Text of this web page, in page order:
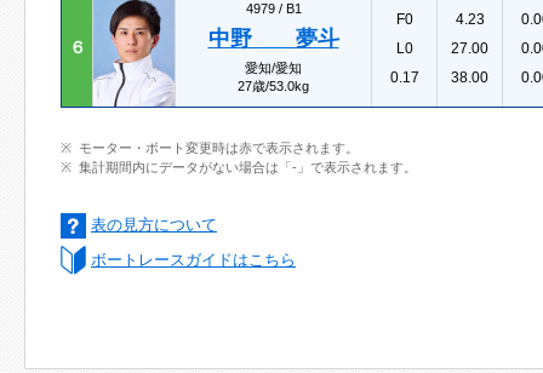
６
4979 / B1
中野 夢斗
愛知/愛知
27歳/53.0kg
F0
L0
0.17
4.23
27.00
38.00
モーター・ボート変更時は赤で表示されます。
集計期間内にデータがない場合は「-」で表示されます。
表の見方について
ボートレースガイドはこちら